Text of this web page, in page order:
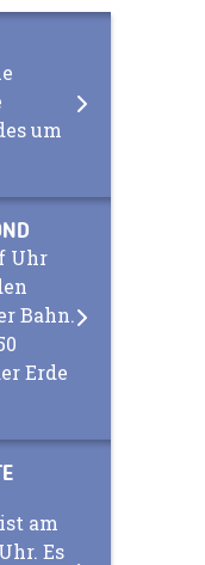
um
Uhr
Bahn.
Erde
am
Es